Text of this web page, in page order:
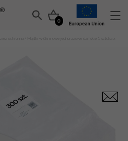
0
/ Majtki włókninowe jednorazowe damskie 1 sztuka x